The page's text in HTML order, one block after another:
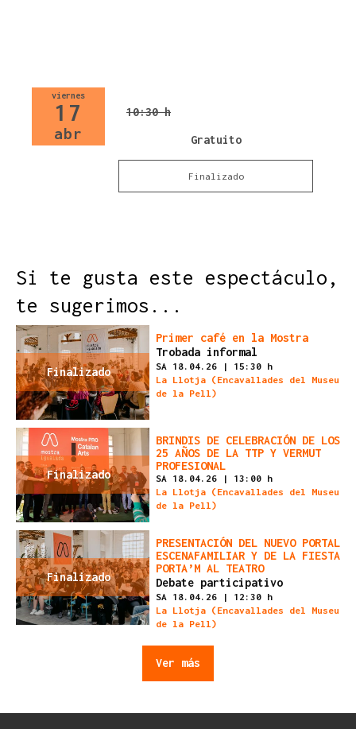
viernes
17
abr
10:30 h
Gratuito
Finalizado
Si te gusta este espectáculo,
te sugerimos...
Finalizado
Primer café en la Mostra
Trobada informal
SA 18.04.26 | 15:30 h
La Llotja (Encavallades del Museu
de la Pell)
Finalizado
BRINDIS DE CELEBRACIÓN DE LOS
25 AÑOS DE LA TTP Y VERMUT
PROFESIONAL
SA 18.04.26 | 13:00 h
La Llotja (Encavallades del Museu
de la Pell)
Finalizado
PRESENTACIÓN DEL NUEVO PORTAL
ESCENAFAMILIAR Y DE LA FIESTA
PORTA’M AL TEATRO
Debate participativo
SA 18.04.26 | 12:30 h
La Llotja (Encavallades del Museu
de la Pell)
Ver más